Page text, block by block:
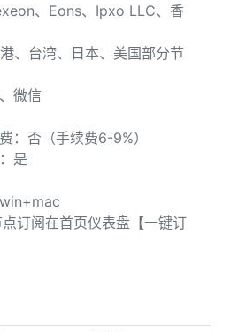
、Eons、Ipxo LLC、香
、台湾、日本、美国部分节
微信
：否（手续费6-9%）
是
订阅在首页仪表盘【一键订